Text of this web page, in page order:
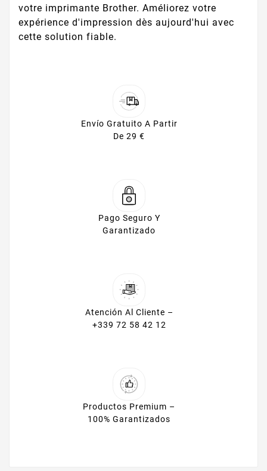
votre imprimante Brother. Améliorez votre
expérience d'impression dès aujourd'hui avec
cette solution fiable.
Envío Gratuito A Partir
De 29 €
Pago Seguro Y
Garantizado
Atención Al Cliente –
+339 72 58 42 12
Productos Premium –
100% Garantizados